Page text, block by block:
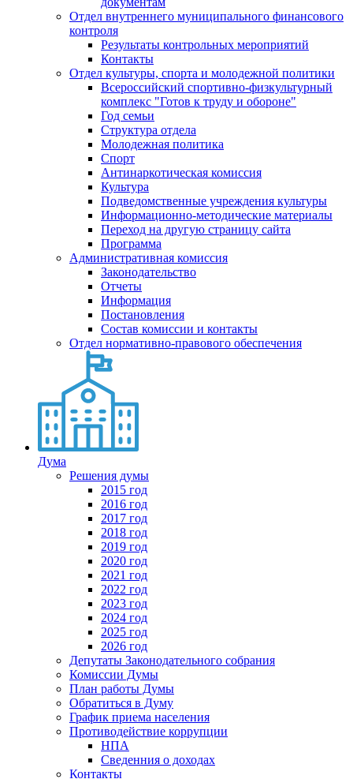
Отдел внутреннего муниципального финансового
контроля
Результаты контрольных мероприятий
Контакты
Отдел культуры, спорта и молодежной политики
Всероссийский спортивно-физкультурный
комплекс "Готов к труду и обороне"
Год семьи
Структура отдела
Молодежная политика
Спорт
Антинаркотическая комиссия
Культура
Подведомственные учреждения культуры
Информационно-методические материалы
Переход на другую страницу сайта
Программа
Административная комиссия
Законодательство
Отчеты
Информация
Постановления
Состав комиссии и контакты
Отдел нормативно-правового обеспечения
Дума
Решения думы
2015 год
2016 год
2017 год
2018 год
2019 год
2020 год
2021 год
2022 год
2023 год
2024 год
2025 год
2026 год
Депутаты Законодательного собрания
Комиссии Думы
План работы Думы
Обратиться в Думу
График приема населения
Противодействие коррупции
НПА
Сведенния о доходах
Контакты